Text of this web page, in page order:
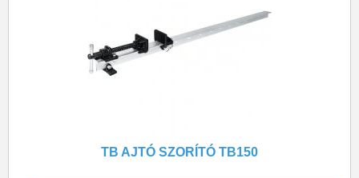
TB AJTÓ SZORÍTÓ TB150